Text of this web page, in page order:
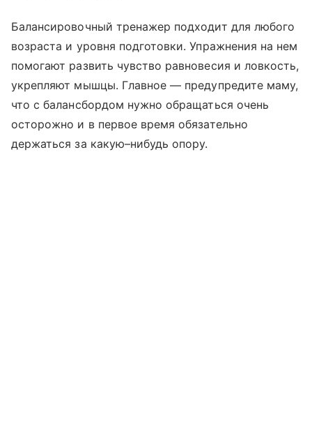
Балансировочный тренажер подходит для любого
возраста и уровня подготовки. Упражнения на нем
помогают развить чувство равновесия и ловкость,
укрепляют мышцы. Главное — предупредите маму,
что с балансбордом нужно обращаться очень
осторожно и в первое время обязательно
держаться за какую–нибудь опору.